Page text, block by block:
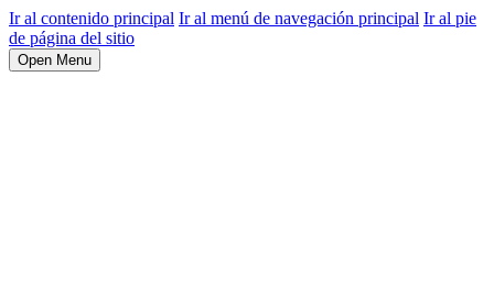
Ir al contenido principal Ir al menú de navegación principal Ir al pie
de página del sitio
Open Menu